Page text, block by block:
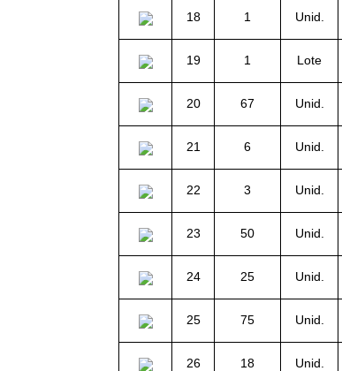
18 1 Unid.
19 1 Lote
20 67 Unid.
21 6 Unid.
22 3 Unid.
23 50 Unid.
24 25 Unid.
25 75 Unid.
26 18 Unid.